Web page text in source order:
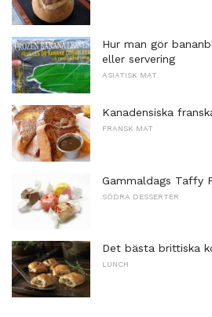
Hur man gör
eller servering
ASIATISK MAT
Kanadensiska
FRANSK MAT
Gammaldags Taffy
SÖDRA DESSERTER
Det bästa brittiska
LUNCH